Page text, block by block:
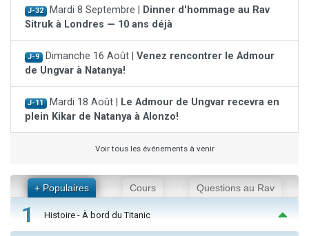
J-32 Mardi 8 Septembre |
Dinner d'hommage au Rav
Sitruk à Londres — 10 ans déjà
J-9 Dimanche 16 Août | Venez rencontrer le Admour
de Ungvar à Natanya!
J-11 Mardi 18 Août |
Le Admour de Ungvar recevra en
plein Kikar de Natanya à Alonzo!
Voir tous les événements à venir
+ Populaires Cours Questions au Rav
1 Histoire - À bord du Titanic